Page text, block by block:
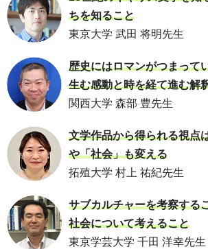
ちを知ること
東京大学 武田 将明先生
歴史にはロマンがつまって
生む感動と時を経て進む解
関西大学 森部 豊先生
文学作品から得られる視点
や「社会」も変える
拓殖大学 村上 祐紀先生
サブカルチャーを考察する
社会について考えること
東京学芸大学 千田 洋幸先生